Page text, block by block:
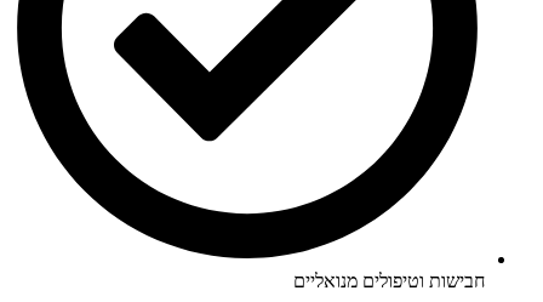
חבישות וטיפולים מנואליים